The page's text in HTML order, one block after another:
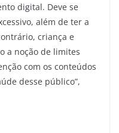
digital. Deve se
além de ter a
criança e
a noção de limites
com os conteúdos
desse público”,